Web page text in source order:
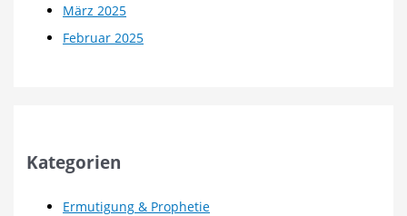
März 2025
Februar 2025
Kategorien
Ermutigung & Prophetie